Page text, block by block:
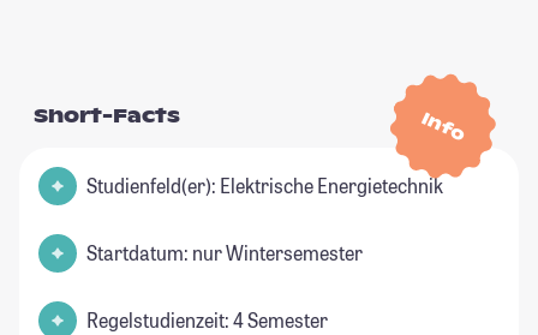
Info
Short-Facts
Studienfeld(er): Elektrische Energietechnik
Startdatum: nur Wintersemester
Regelstudienzeit: 4 Semester